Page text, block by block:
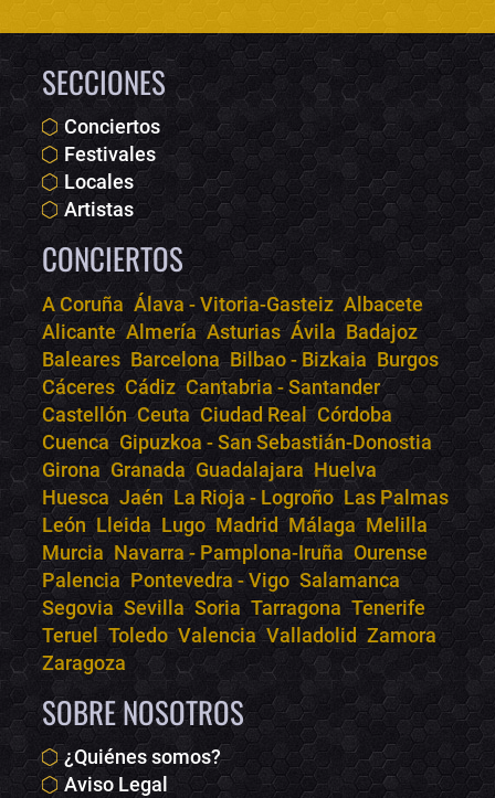
SECCIONES
Conciertos
Festivales
Locales
Artistas
CONCIERTOS
A Coruña Álava - Vitoria-Gasteiz Albacete
Alicante Almería Asturias Ávila Badajoz
Baleares Barcelona Bilbao - Bizkaia Burgos
Cáceres Cádiz Cantabria - Santander
Castellón Ceuta Ciudad Real Córdoba
Cuenca Gipuzkoa - San Sebastián-Donostia
Girona Granada Guadalajara Huelva
Huesca Jaén La Rioja - Logroño Las Palmas
León Lleida Lugo Madrid Málaga Melilla
Murcia Navarra - Pamplona-Iruña Ourense
Palencia Pontevedra - Vigo Salamanca
Segovia Sevilla Soria Tarragona Tenerife
Teruel Toledo Valencia Valladolid Zamora
Zaragoza
SOBRE NOSOTROS
¿Quiénes somos?
Aviso Legal
Bololoco · conciertos.club
Online · Te ayudo a encontrar conciertos